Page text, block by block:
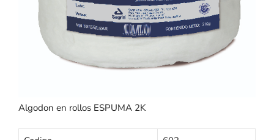
Algodon en rollos ESPUMA 2K